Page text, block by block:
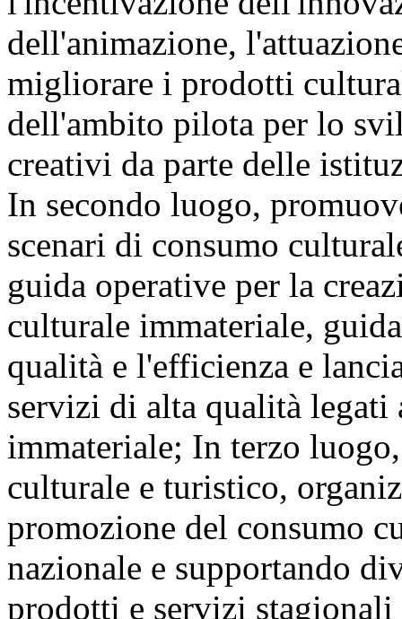
dell'animazione,
migliorare i prodotti
dell'ambito pilota per lo
creativi da parte delle
In secondo luogo,
scenari di consumo
guida operative per la
culturale immateriale,
qualità e l'efficienza e
servizi di alta qualità
immateriale; In terzo
culturale e turistico,
promozione del consumo
nazionale e supportando
prodotti e servizi